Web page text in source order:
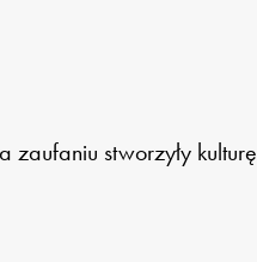
stworzyły kulturę